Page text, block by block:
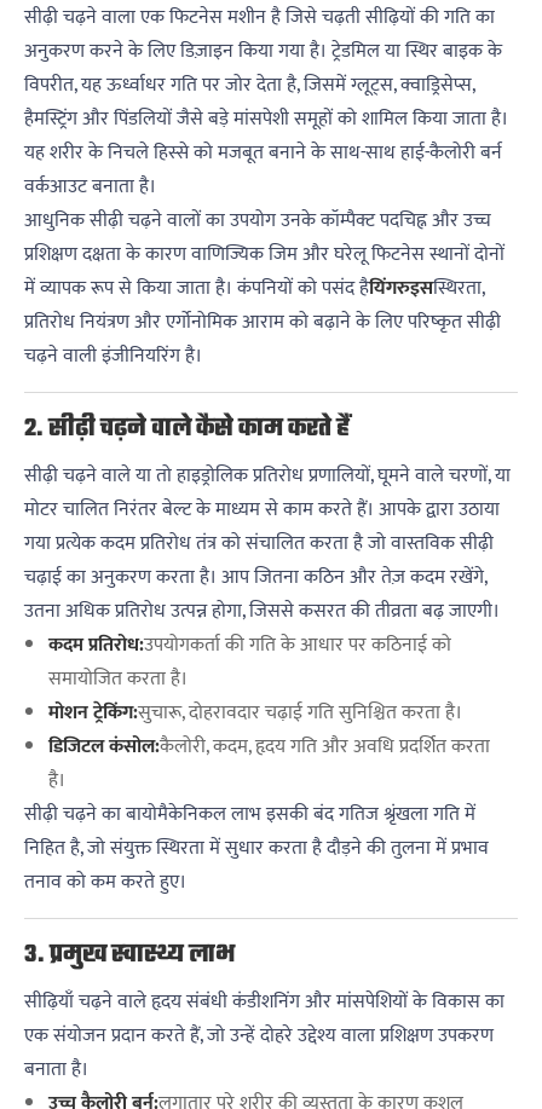
सीढ़ी चढ़ने वाला एक फिटनेस मशीन है जिसे चढ़ती सीढ़ियों की गति का
अनुकरण करने के लिए डिज़ाइन किया गया है। ट्रेडमिल या स्थिर बाइक के
विपरीत, यह ऊर्ध्वाधर गति पर जोर देता है, जिसमें ग्लूट्स, क्वाड्रिसेप्स,
हैमस्ट्रिंग और पिंडलियों जैसे बड़े मांसपेशी समूहों को शामिल किया जाता है।
यह शरीर के निचले हिस्से को मजबूत बनाने के साथ-साथ हाई-कैलोरी बर्न
वर्कआउट बनाता है।
आधुनिक सीढ़ी चढ़ने वालों का उपयोग उनके कॉम्पैक्ट पदचिह्न और उच्च
प्रशिक्षण दक्षता के कारण वाणिज्यिक जिम और घरेलू फिटनेस स्थानों दोनों
में व्यापक रूप से किया जाता है। कंपनियों को पसंद हैयिंगरुइसस्थिरता,
प्रतिरोध नियंत्रण और एर्गोनोमिक आराम को बढ़ाने के लिए परिष्कृत सीढ़ी
चढ़ने वाली इंजीनियरिंग है।
2. सीढ़ी चढ़ने वाले कैसे काम करते हैं
सीढ़ी चढ़ने वाले या तो हाइड्रोलिक प्रतिरोध प्रणालियों, घूमने वाले चरणों, या
मोटर चालित निरंतर बेल्ट के माध्यम से काम करते हैं। आपके द्वारा उठाया
गया प्रत्येक कदम प्रतिरोध तंत्र को संचालित करता है जो वास्तविक सीढ़ी
चढ़ाई का अनुकरण करता है। आप जितना कठिन और तेज़ कदम रखेंगे,
उतना अधिक प्रतिरोध उत्पन्न होगा, जिससे कसरत की तीव्रता बढ़ जाएगी।
कदम प्रतिरोध:उपयोगकर्ता की गति के आधार पर कठिनाई को
समायोजित करता है।
मोशन ट्रेकिंग:सुचारू, दोहरावदार चढ़ाई गति सुनिश्चित करता है।
डिजिटल कंसोल:कैलोरी, कदम, हृदय गति और अवधि प्रदर्शित करता
है।
सीढ़ी चढ़ने का बायोमैकेनिकल लाभ इसकी बंद गतिज श्रृंखला गति में
निहित है, जो संयुक्त स्थिरता में सुधार करता है दौड़ने की तुलना में प्रभाव
तनाव को कम करते हुए।
3. प्रमुख स्वास्थ्य लाभ
सीढ़ियाँ चढ़ने वाले हृदय संबंधी कंडीशनिंग और मांसपेशियों के विकास का
एक संयोजन प्रदान करते हैं, जो उन्हें दोहरे उद्देश्य वाला प्रशिक्षण उपकरण
बनाता है।